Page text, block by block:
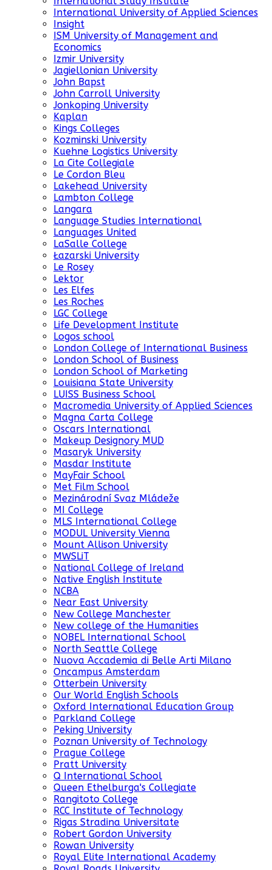
International University of Applied Sciences
Insight
ISM University of Management and
Economics
Izmir University
Jagiellonian University
John Bapst
John Carroll University
Jonkoping University
Kaplan
Kings Colleges
Kozminski University
Kuehne Logistics University
La Cite Collegiale
Le Cordon Bleu
Lakehead University
Lambton College
Langara
Language Studies International
Languages United
LaSalle College
Łazarski University
Le Rosey
Lektor
Les Elfes
Les Roches
LGC College
Life Development Institute
Logos school
London College of International Business
London School of Business
London School of Marketing
Louisiana State University
LUISS Business School
Macromedia University of Applied Sciences
Magna Carta College
Oscars International
Makeup Designory MUD
Masaryk University
Masdar Institute
MayFair School
Met Film School
Mezinárodní Svaz Mládeže
MI College
MLS International College
MODUL University Vienna
Mount Allison University
MWSLiT
National College of Ireland
Native English Institute
NCBA
Near East University
New College Manchester
New college of the Humanities
NOBEL International School
North Seattle College
Nuova Accademia di Belle Arti Milano
Oncampus Amsterdam
Otterbein University
Our World English Schools
Oxford International Education Group
Parkland College
Peking University
Poznan University of Technology
Prague College
Pratt University
Q International School
Queen Ethelburga's Collegiate
Rangitoto College
RCC Institute of Technology
Rigas Stradina Universitate
Robert Gordon University
Rowan University
Royal Elite International Academy